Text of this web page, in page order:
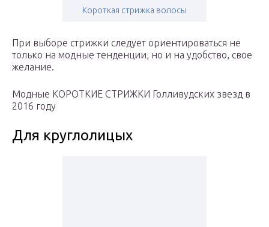
Короткая стрижка волосы
При выборе стрижки следует ориентироваться не
только на модные тенденции, но и на удобство, свое
желание.
Модные КОРОТКИЕ СТРИЖКИ Голливудских звезд в
2016 году
Для круглолицых